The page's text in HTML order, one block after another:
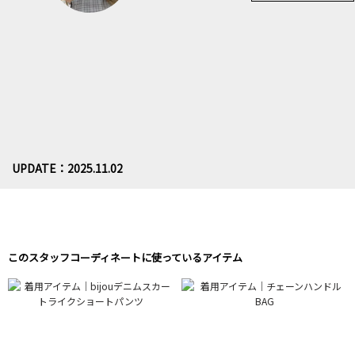
UPDATE：2025.11.02
このスタッフコーディネートに使っているアイテム